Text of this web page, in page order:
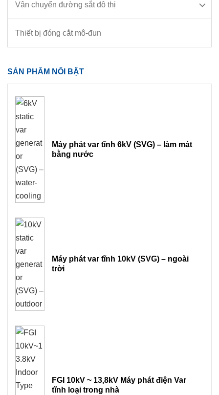
Vận chuyển đường sắt đô thị
Thiết bị đóng cắt mô-đun
SẢN PHẨM NỔI BẬT
Máy phát var tĩnh 6kV (SVG) – làm mát
bằng nước
Máy phát var tĩnh 10kV (SVG) – ngoài
trời
FGI 10kV ~ 13,8kV Máy phát điện Var
tĩnh loại trong nhà